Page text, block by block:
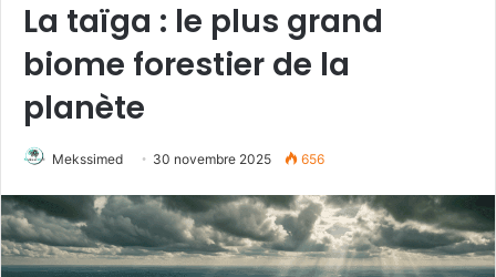
La taïga : le plus grand
biome forestier de la
planète
Mekssimed 30 novembre 2025 656